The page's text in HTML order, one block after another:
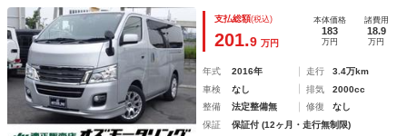
エアロ ＥＳＳＥＸ１７インチＡＷ 夏冬タイヤ ワンオーナ
ー 禁煙車 特別仕様車 ＯＢＤ診断済み グー鑑定書付き
支払総額(税込)
201.9 万円
本体価格
183
万円
諸費用
18.9
万円
年式 2016年 走行
3.4万km
車検
なし 排気
2000cc
整備
法定整備無 修復
なし
保証
保証付 (12ヶ月・走行無制限)